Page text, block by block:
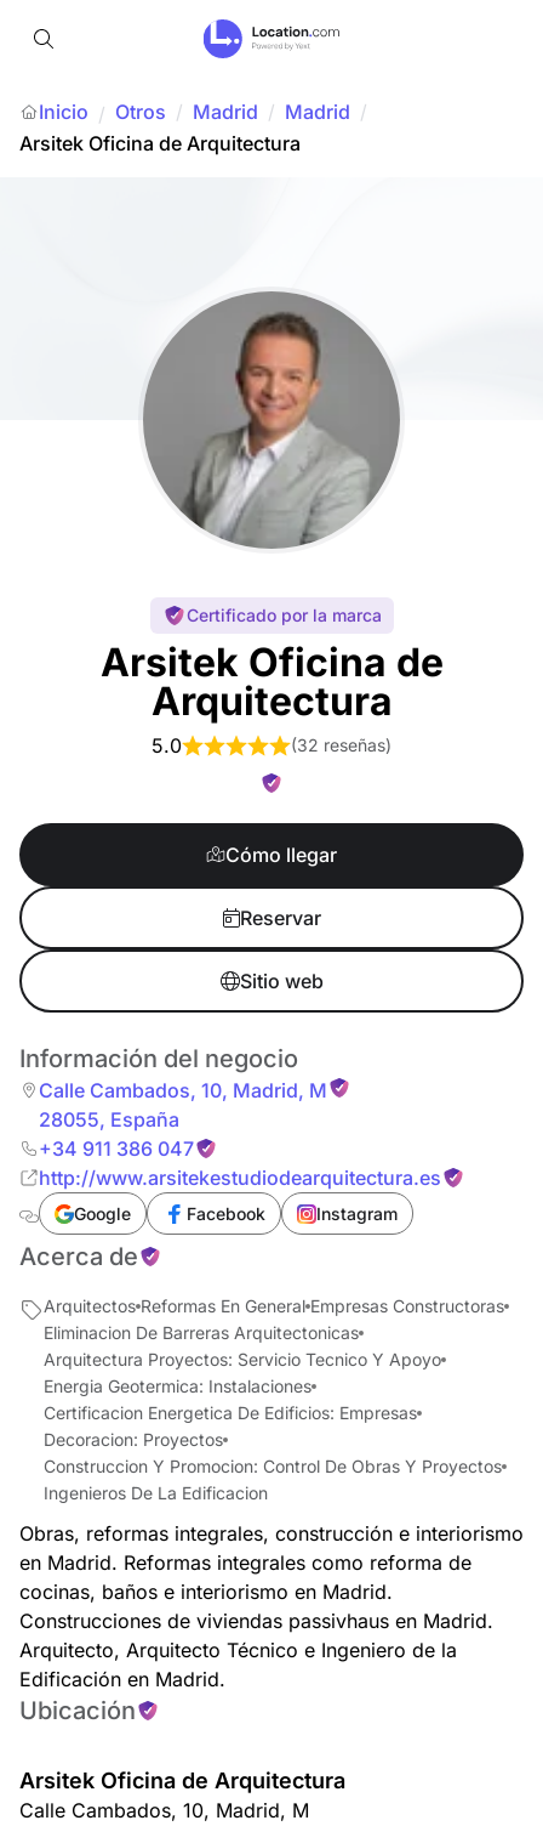
Inicio / Otros / Madrid / Madrid /
Arsitek Oficina de Arquitectura
Certificado por la marca
Arsitek Oficina de
Arquitectura
5.0 (32 reseñas)
Cómo llegar
Reservar
Sitio web
Información del negocio
Calle Cambados, 10, Madrid, M
28055, España
+34 911 386 047
http://www.arsitekestudiodearquitectura.es
Google Facebook Instagram
Acerca de
Arquitectos Reformas En General Empresas Constructoras
Eliminacion De Barreras Arquitectonicas
Arquitectura Proyectos: Servicio Tecnico Y Apoyo
Energia Geotermica: Instalaciones
Certificacion Energetica De Edificios: Empresas
Decoracion: Proyectos
Construccion Y Promocion: Control De Obras Y Proyectos
Ingenieros De La Edificacion
Obras, reformas integrales, construcción e interiorismo
en Madrid. Reformas integrales como reforma de
cocinas, baños e interiorismo en Madrid.
Construcciones de viviendas passivhaus en Madrid.
Arquitecto, Arquitecto Técnico e Ingeniero de la
Edificación en Madrid.
Ubicación
Arsitek Oficina de Arquitectura
Calle Cambados, 10, Madrid, M